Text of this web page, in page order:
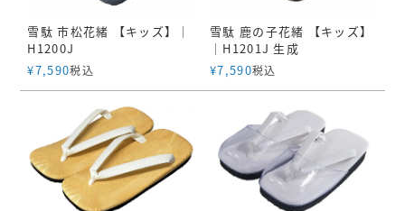
雪駄 市松花緒 【キッズ】｜
H1200J
¥7,590税込
雪駄 鹿の子花緒 【キッズ】
｜H1201J 生成
¥7,590税込